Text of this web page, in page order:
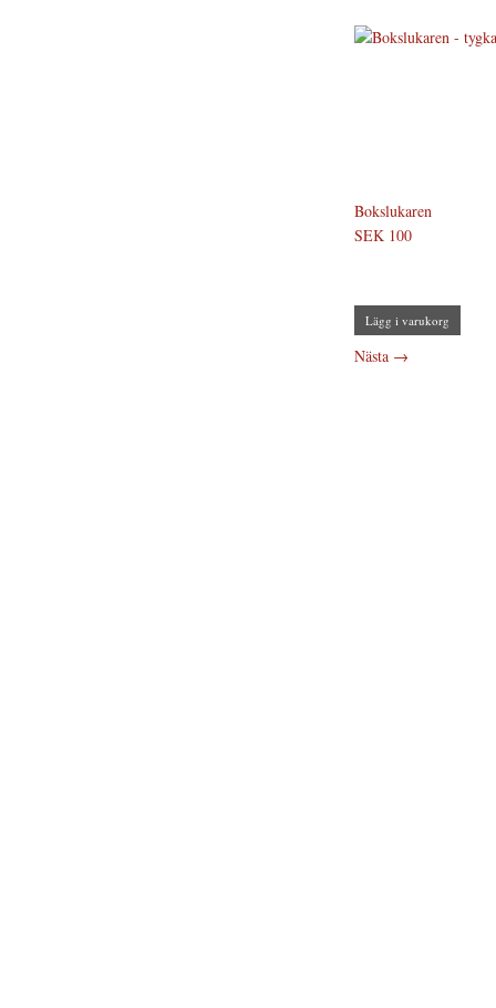
Bokslukaren
SEK 100
Lägg i varukorg
Nästa →